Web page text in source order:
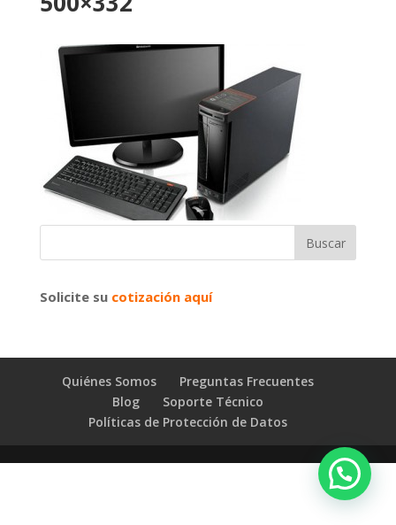
Solicite su cotización aquí
Quiénes Somos
Preguntas Frecuentes
Blog
Soporte Técnico
Políticas de Protección de Datos